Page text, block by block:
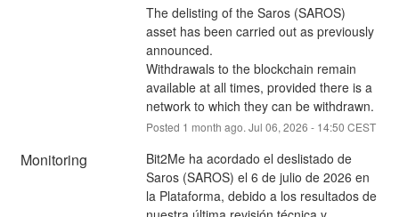
The delisting of the Saros (SAROS)
asset has been carried out as previously
announced.
Withdrawals to the blockchain remain
available at all times, provided there is a
network to which they can be withdrawn.
Posted 1 month ago. Jul 06, 2026 - 14:50 CEST
Monitoring
Bit2Me ha acordado el deslistado de
Saros (SAROS) el 6 de julio de 2026 en
la Plataforma, debido a los resultados de